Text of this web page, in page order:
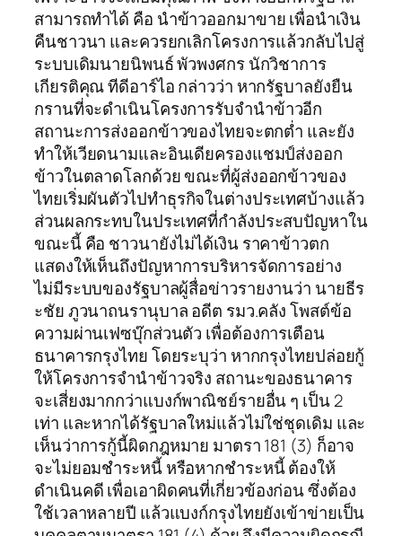
สามารถทำได้ คือ นำข้าวออกมาขาย เพื่อนำเงิน
คืนชาวนา และควรยกเลิกโครงการแล้วกลับไปสู่
ระบบเดิมนายนิพนธ์ พัวพงศกร นักวิชาการ
เกียรติคุณ ทีดีอาร์ไอ กล่าวว่า หากรัฐบาลยังยืน
กรานที่จะดำเนินโครงการรับจำนำข้าวอีก
สถานะการส่งออกข้าวของไทยจะตกต่ำ และยัง
ทำให้เวียดนามและอินเดียครองแชมป์ส่งออก
ข้าวในตลาดโลกด้วย ขณะที่ผู้ส่งออกข้าวของ
ไทยเริ่มผันตัวไปทำธุรกิจในต่างประเทศบ้างแล้ว
ส่วนผลกระทบในประเทศที่กำลังประสบปัญหาใน
ขณะนี้ คือ ชาวนายังไม่ได้เงิน ราคาข้าวตก
แสดงให้เห็นถึงปัญหาการบริหารจัดการอย่าง
ไม่มีระบบของรัฐบาลผู้สื่อข่าวรายงานว่า นายธีร
ะชัย ภูวนาถนรานุบาล อดีต รมว.คลัง โพสต์ข้อ
ความผ่านเฟซบุ๊กส่วนตัว เพื่อต้องการเตือน
ธนาคารกรุงไทย โดยระบุว่า หากกรุงไทยปล่อยกู้
ให้โครงการจำนำข้าวจริง สถานะของธนาคาร
จะเสี่ยงมากกว่าแบงก์พาณิชย์รายอื่น ๆ เป็น 2
เท่า และหากได้รัฐบาลใหม่แล้วไม่ใช่ชุดเดิม และ
เห็นว่าการกู้นี้ผิดกฎหมาย มาตรา 181 (3) ก็อาจ
จะไม่ยอมชำระหนี้ หรือหากชำระหนี้ ต้องให้
ดำเนินคดี เพื่อเอาผิดคนที่เกี่ยวข้องก่อน ซึ่งต้อง
ใช้เวลาหลายปี แล้วแบงก์กรุงไทยยังเข้าข่ายเป็น